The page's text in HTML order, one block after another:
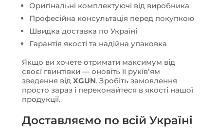
Оригінальні комплектуючі від виробника
Професійна консультація перед покупкою
Швидка доставка по Україні
Гарантія якості та надійна упаковка
Якщо ви хочете отримати максимум від
своєї гвинтівки — оновіть її руківʼям
зведення від XGUN. Зробіть замовлення
просто зараз і переконайтеся в якості нашої
продукції.
Доставляємо по всій Україні